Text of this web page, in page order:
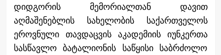
დიდგორის მემორიალთან დავით
აღმაშენებლის სახელობის საქართველოს
ეროვნული თავდაცვის აკადემიის იუნკერთა
სასწავლო ბატალიონის საწყისი საბრძოლო